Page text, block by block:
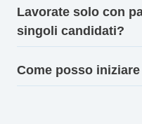
Lavorate solo con
singoli candidati?
Come posso